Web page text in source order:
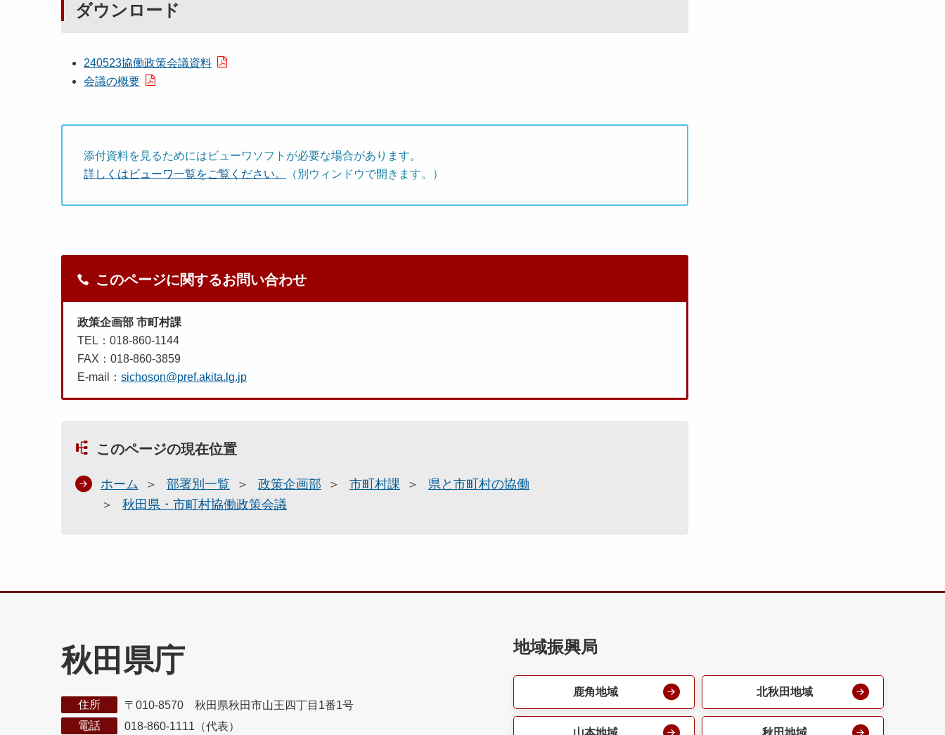
ダウンロード
240523協働政策会議資料
会議の概要
添付資料を見るためにはビューワソフトが必要な場合があります。
詳しくはビューワ一覧をご覧ください。
（別ウィンドウで開きます。）
このページに関するお問い合わせ
政策企画部 市町村課
TEL：018-860-1144
FAX：018-860-3859
E-mail： sichoson@pref.akita.lg.jp
このページの現在位置
ホーム 部署別一覧 政策企画部 市町村課
県と市町村の協働
秋田県・市町村協働政策会議
秋田県庁
住所
〒010-8570 秋田県秋田市山王四丁目1番1号
電話
018-860-1111（代表）
地域振興局
鹿角地域 北秋田地域
山本地域 秋田地域